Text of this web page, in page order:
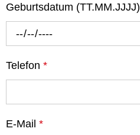
Geburtsdatum (TT.MM.JJJJ)
Telefon *
E-Mail *